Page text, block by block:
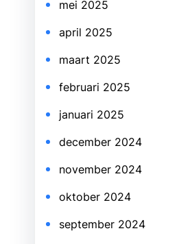
mei 2025
april 2025
maart 2025
februari 2025
januari 2025
december 2024
november 2024
oktober 2024
september 2024